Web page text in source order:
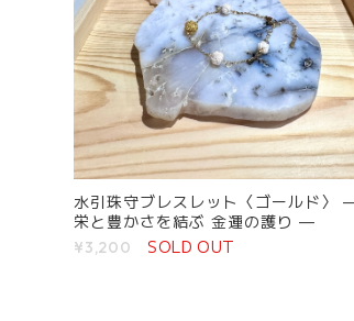
水引珠守ブレスレット〈ゴールド〉 — 繁
栄と豊かさを結ぶ 金運の護り —
¥3,200 SOLD OUT